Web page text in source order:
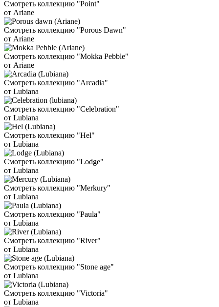
Смотреть коллекцию "Point"
от Ariane
Смотреть коллекцию "Porous Dawn"
от Ariane
Смотреть коллекцию "Mokka Pebble"
от Ariane
Смотреть коллекцию "Arcadia"
от Lubiana
Смотреть коллекцию "Celebration"
от Lubiana
Смотреть коллекцию "Hel"
от Lubiana
Смотреть коллекцию "Lodge"
от Lubiana
Смотреть коллекцию "Merkury"
от Lubiana
Смотреть коллекцию "Paula"
от Lubiana
Смотреть коллекцию "River"
от Lubiana
Смотреть коллекцию "Stone age"
от Lubiana
Смотреть коллекцию "Victoria"
от Lubiana